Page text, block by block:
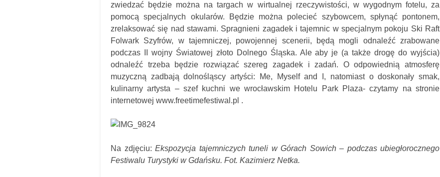
zwiedzać będzie można na targach w wirtualnej rzeczywistości, w wygodnym fotelu, za
pomocą specjalnych okularów. Będzie można polecieć szybowcem, spłynąć pontonem,
zrelaksować się nad stawami. Spragnieni zagadek i tajemnic w specjalnym pokoju Ski Raft
Folwark Szyfrów, w tajemniczej, powojennej scenerii, będą mogli odnaleźć zrabowane
podczas II wojny Światowej złoto Dolnego Śląska. Ale aby je (a także drogę do wyjścia)
odnaleźć trzeba będzie rozwiązać szereg zagadek i zadań. O odpowiednią atmosferę
muzyczną zadbają dolnośląscy artyści: Me, Myself and I, natomiast o doskonały smak,
kulinarny artysta – szef kuchni we wrocławskim Hotelu Park Plaza- czytamy na stronie
internetowej www.freetimefestiwal.pl .
Na zdjęciu: Ekspozycja tajemniczych tuneli w Górach Sowich – podczas ubiegłorocznego
Festiwalu Turystyki w Gdańsku. Fot. Kazimierz Netka.